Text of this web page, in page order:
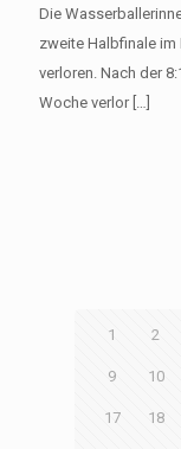
Die
zweite Halbfinale
verloren. Nach der
Woche verlor[…]
1 2
9 10
17 18